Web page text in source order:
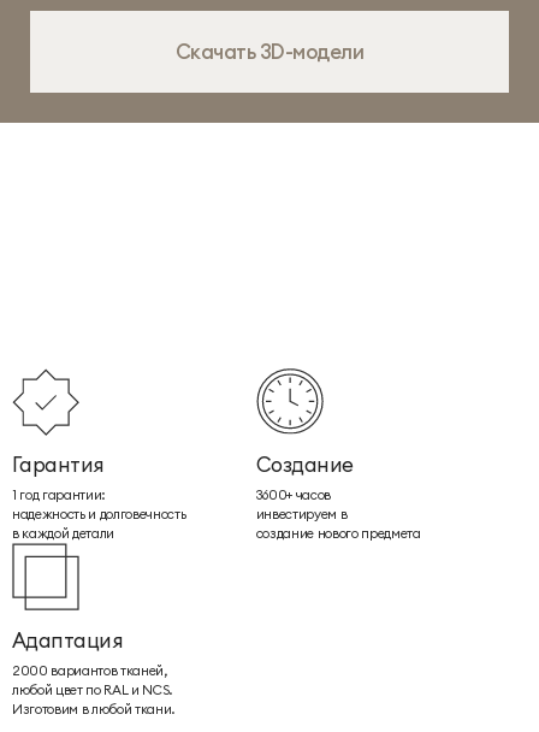
Скачать 3D-модели
Гарантия
1 год гарантии:
надежность и долговечность
в каждой детали
Создание
3600+ часов
инвестируем в
создание нового предмета
Адаптация
2000 вариантов тканей,
любой цвет по RAL и NCS.
Изготовим в любой ткани.